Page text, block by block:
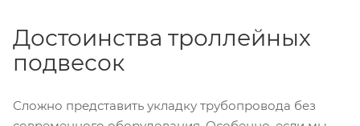
Достоинства троллейных
подвесок
Сложно представить укладку трубопровода без